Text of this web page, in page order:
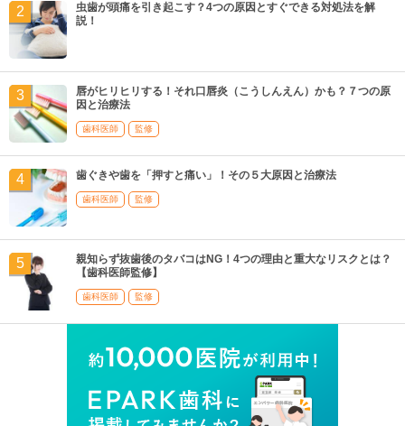
虫歯が頭痛を引き起こす？4つの原因とすぐできる対処法を解
説！
唇がヒリヒリする！それ口唇炎（こうしんえん）かも？７つの原
因と治療法
歯科医師 監修
歯ぐきや歯を「押すと痛い」！その５大原因と治療法
歯科医師 監修
親知らず抜歯後のタバコはNG！4つの理由と重大なリスクとは？
【歯科医師監修】
歯科医師 監修